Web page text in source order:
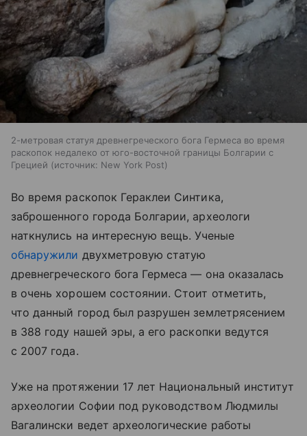
2-метровая статуя древнегреческого бога Гермеса во время
раскопок недалеко от юго-восточной границы Болгарии с
Грецией
источник: New York Post
Во время раскопок Гераклеи Синтика,
заброшенного города Болгарии, археологи
наткнулись на интересную вещь. Ученые
обнаружили двухметровую статую
древнегреческого бога Гермеса — она оказалась
в очень хорошем состоянии. Стоит отметить,
что данный город был разрушен землетрясением
в 388 году нашей эры, а его раскопки ведутся
с 2007 года.
Уже на протяжении 17 лет Национальный институт
археологии Софии под руководством Людмилы
Вагалински ведет археологические работы